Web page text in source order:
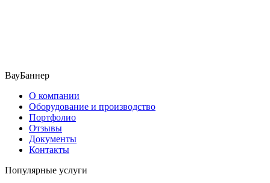
ВауБаннер
О компании
Оборудование и производство
Портфолио
Отзывы
Документы
Контакты
Популярные услуги